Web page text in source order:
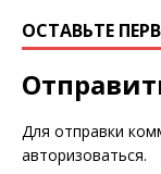
ОСТАВЬТЕ
Для отправки
авторизоваться.